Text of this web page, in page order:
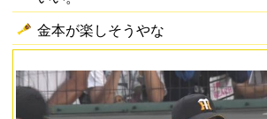
金本が楽しそうやな